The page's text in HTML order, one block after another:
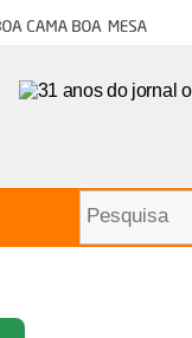
cama boa mesa